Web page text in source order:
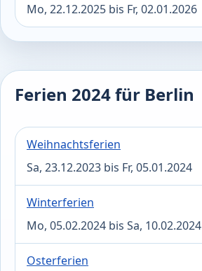
Mo, 22.12.2025 bis Fr, 02.01.2026
Ferien 2024 für Berlin
Weihnachtsferien
Sa, 23.12.2023 bis Fr, 05.01.2024
Winterferien
Mo, 05.02.2024 bis Sa, 10.02.2024
Osterferien